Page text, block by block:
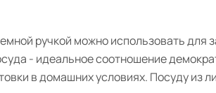
ручкой можно использовать для
- идеальное соотношение
в домашних условиях. Посуду из